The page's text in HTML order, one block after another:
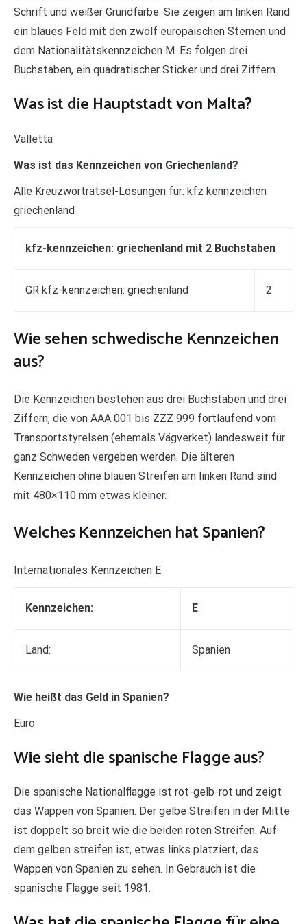
Schrift und weißer Grundfarbe. Sie zeigen am linken Rand
ein blaues Feld mit den zwölf europäischen Sternen und
dem Nationalitätskennzeichen M. Es folgen drei
Buchstaben, ein quadratischer Sticker und drei Ziffern.
Was ist die Hauptstadt von Malta?
Valletta
Was ist das Kennzeichen von Griechenland?
Alle Kreuzworträtsel-Lösungen für: kfz kennzeichen
griechenland
kfz-kennzeichen: griechenland mit 2 Buchstaben
GR kfz-kennzeichen: griechenland 2
Wie sehen schwedische Kennzeichen
aus?
Die Kennzeichen bestehen aus drei Buchstaben und drei
Ziffern, die von AAA 001 bis ZZZ 999 fortlaufend vom
Transportstyrelsen (ehemals Vägverket) landesweit für
ganz Schweden vergeben werden. Die älteren
Kennzeichen ohne blauen Streifen am linken Rand sind
mit 480×110 mm etwas kleiner.
Welches Kennzeichen hat Spanien?
Internationales Kennzeichen E
Kennzeichen: E
Land: Spanien
Wie heißt das Geld in Spanien?
Euro
Wie sieht die spanische Flagge aus?
Die spanische Nationalflagge ist rot-gelb-rot und zeigt
das Wappen von Spanien. Der gelbe Streifen in der Mitte
ist doppelt so breit wie die beiden roten Streifen. Auf
dem gelben streifen ist, etwas links platziert, das
Wappen von Spanien zu sehen. In Gebrauch ist die
spanische Flagge seit 1981.